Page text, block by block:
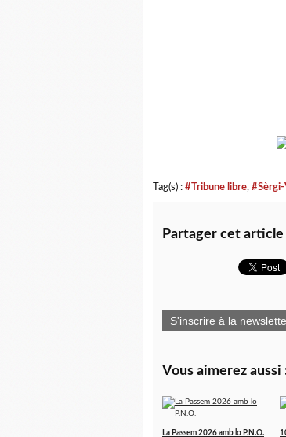
Tag(s) : #Tribune libre,
Partager cet article
S'inscrire à la
Vous aimerez aussi
La Passem 2026 amb lo P.N.O.